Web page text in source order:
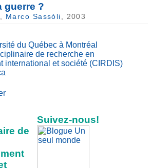
guerre ?
Marco Sassòli , 2003
du Québec à Montréal
de recherche en
international et société (CIRDIS)
de
Suivez-nous!